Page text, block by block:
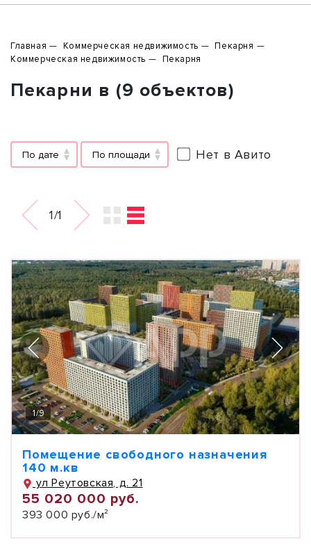
Главная Коммерческая недвижимость
Пекарня
Коммерческая недвижимость
Пекарня
Пекарни в (9 объектов)
По дате По площади Нет в Авито
1/1
1/9
Помещение свободного назначения
140 м.кв
ул Реутовская, д. 21
55 020 000 руб.
393 000 руб./м²